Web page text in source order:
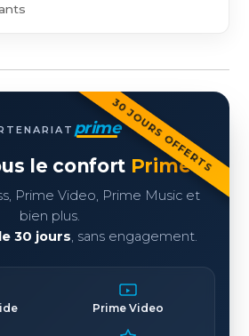
30 JOURS OFFERTS
prime
le confort Prime
Prime Video, Prime Music et
bien plus.
30 jours, sans engagement.
Prime Video